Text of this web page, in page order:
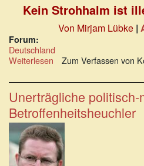
Kein Strohhalm ist
Von Mirjam Lübke |
Forum:
Deutschland
Weiterlesen über
vor
illegalen
Trinkhalmen
gerettet!
Zum Verfassen von
Unerträgliche politisch-
Betroffenheitsheuchler